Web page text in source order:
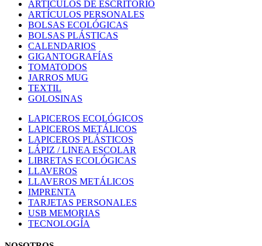
ARTÍCULOS DE ESCRITORIO
ARTÍCULOS PERSONALES
BOLSAS ECOLÓGICAS
BOLSAS PLÁSTICAS
CALENDARIOS
GIGANTOGRAFÍAS
TOMATODOS
JARROS MUG
TEXTIL
GOLOSINAS
LAPICEROS ECOLÓGICOS
LAPICEROS METÁLICOS
LAPICEROS PLÁSTICOS
LÁPIZ / LINEA ESCOLAR
LIBRETAS ECOLÓGICAS
LLAVEROS
LLAVEROS METÁLICOS
IMPRENTA
TARJETAS PERSONALES
USB MEMORIAS
TECNOLOGÍA